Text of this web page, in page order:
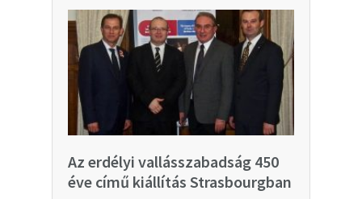
Az erdélyi vallásszabadság 450
éve című kiállítás Strasbourgban